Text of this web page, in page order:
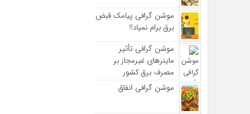
موشن گرافی پیامک قبض
برق برام نمیاد!!
موشن گرافی تأثیر
ماینرهای غیرمجاز بر
مصرف برق کشور
موشن گرافی انفاق